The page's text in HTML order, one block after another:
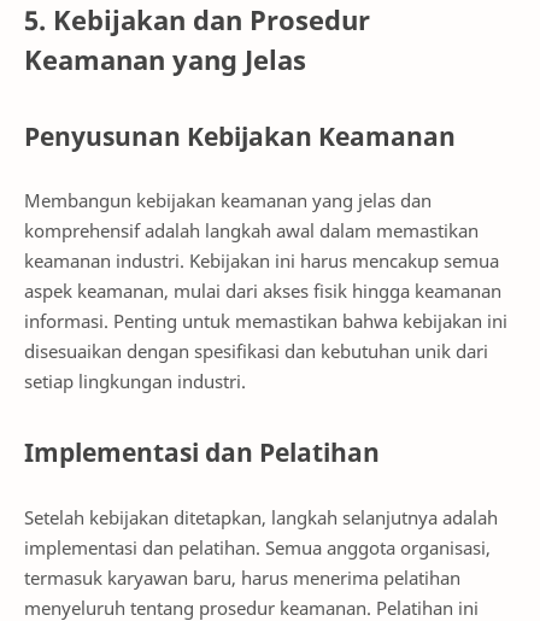
5. Kebijakan dan Prosedur
Keamanan yang Jelas
Penyusunan Kebijakan Keamanan
Membangun kebijakan keamanan yang jelas dan
komprehensif adalah langkah awal dalam memastikan
keamanan industri. Kebijakan ini harus mencakup semua
aspek keamanan, mulai dari akses fisik hingga keamanan
informasi. Penting untuk memastikan bahwa kebijakan ini
disesuaikan dengan spesifikasi dan kebutuhan unik dari
setiap lingkungan industri.
Implementasi dan Pelatihan
Setelah kebijakan ditetapkan, langkah selanjutnya adalah
implementasi dan pelatihan. Semua anggota organisasi,
termasuk karyawan baru, harus menerima pelatihan
menyeluruh tentang prosedur keamanan. Pelatihan ini